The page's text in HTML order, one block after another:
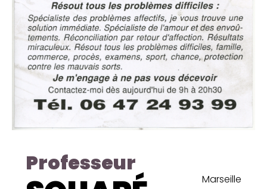
Professeur
Marseille